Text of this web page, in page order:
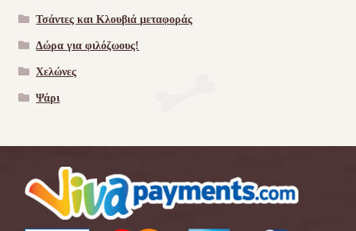
Τσάντες και Κλουβιά μεταφοράς
Δώρα για φιλόζωους!
Χελώνες
Ψάρι